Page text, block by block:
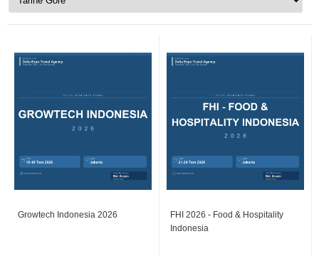
Growtech Indonesia 2026
FHI 2026 - Food & Hospitality
Indonesia